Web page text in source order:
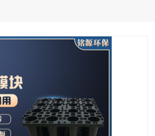
智能旋转喷射器
一体化预制泵站
真空冲洗装置